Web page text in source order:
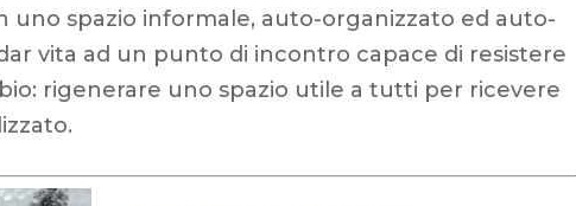
uno spazio informale, auto-organizzato ed auto-
vita ad un punto di incontro capace di resistere
rigenerare uno spazio utile a tutti per ricevere